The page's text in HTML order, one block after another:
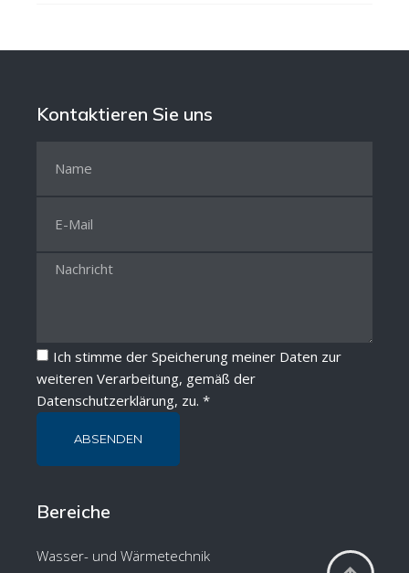
Kontaktieren Sie uns
Ich stimme der Speicherung meiner Daten zur
weiteren Verarbeitung, gemäß der
Datenschutzerklärung, zu. *
ABSENDEN
Bereiche
Wasser- und Wärmetechnik